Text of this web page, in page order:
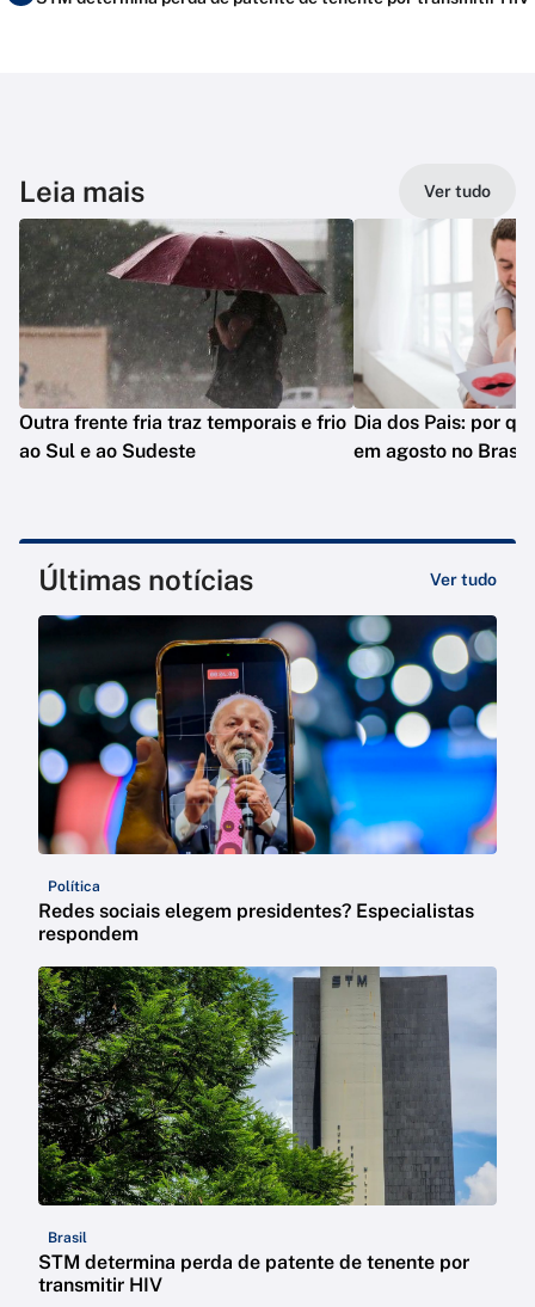
Leia mais Ver tudo
Outra frente fria traz temporais e frio
ao Sul e ao Sudeste
Dia dos Pais: por
em agosto no
Últimas notícias Ver tudo
Política
Redes sociais elegem presidentes? Especialistas
respondem
Brasil
STM determina perda de patente de tenente por
transmitir HIV